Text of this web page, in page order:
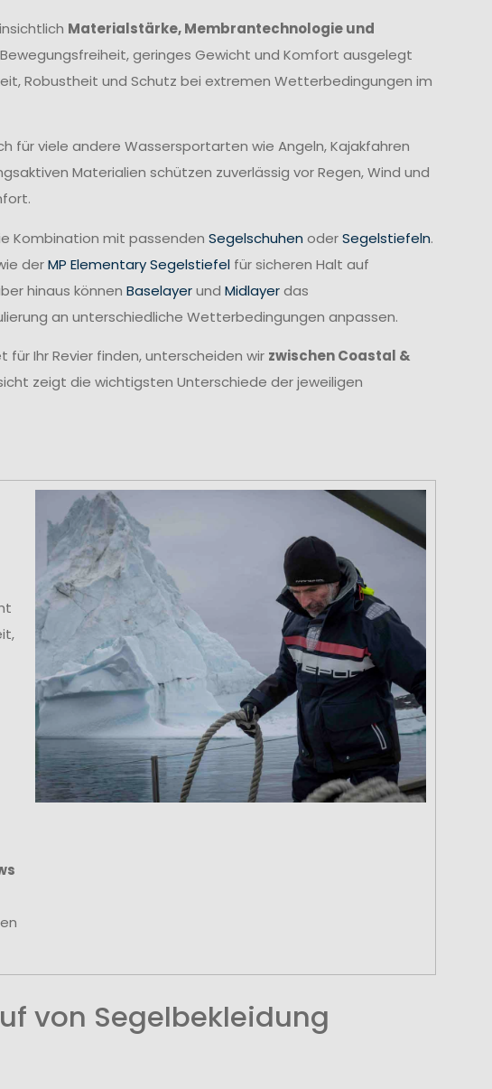
Materialstärke, Membrantechnologie und
geringes Gewicht und Komfort ausgelegt
Robustheit und Schutz bei extremen Wetterbedingungen im
für viele andere Wassersportarten wie Angeln, Kajakfahren
Materialien schützen zuverlässig vor Regen, Wind und
Kombination mit passenden Segelschuhen oderSegelstiefeln.
derMP Elementary Segelstiefelfür sicheren Halt auf
hinaus können Baselayerund Midlayerdas
an unterschiedliche Wetterbedingungen anpassen.
Ihr Revier finden, unterscheiden wir zwischen Coastal &
zeigt die wichtigsten Unterschiede der jeweiligen
von Segelbekleidung